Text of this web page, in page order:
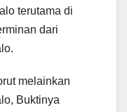
terutama di
dari
melainkan
Buktinya